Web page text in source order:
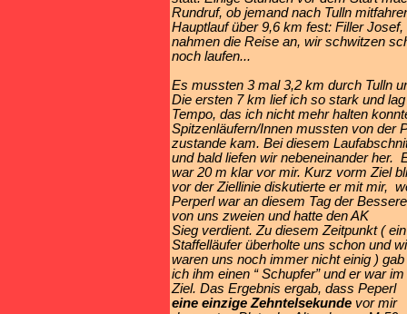
Rundruf, ob jemand nach Tulln
Hauptlauf über 9,6 km fest: Filler
nahmen die Reise an, wir schwitzen
noch laufen...
Es mussten 3 mal 3,2 km durch Tulln
Die ersten 7 km lief ich so stark und
Tempo, das ich nicht mehr halten
Spitzenläufern/Innen mussten von der
zustande kam. Bei diesem
und bald liefen wir nebeneinander her.
war 20 m klar vor mir. Kurz vorm Ziel
vor der Ziellinie diskutierte er mit mir,
Perperl war an diesem Tag der Bessere
von uns zweien und hatte den AK
Sieg verdient. Zu diesem Zeitpunkt ( ein
Staffelläufer überholte uns schon und
waren uns noch immer nicht einig ) gab
ich ihm einen “ Schupfer” und er war im
Ziel. Das Ergebnis ergab, dass Peperl
eine einzige Zehntelsekunde vor mir